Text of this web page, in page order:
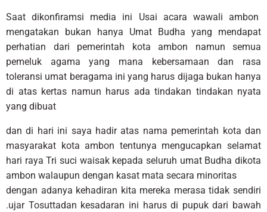
Saat dikonfiramsi media ini Usai acara wawali ambon
mengatakan bukan hanya Umat Budha yang mendapat
perhatian dari pemerintah kota ambon namun semua
pemeluk agama yang mana kebersamaan dan rasa
toleransi umat beragama ini yang harus dijaga bukan hanya
di atas kertas namun harus ada tindakan tindakan nyata
yang dibuat
dan di hari ini saya hadir atas nama pemerintah kota dan
masyarakat kota ambon tentunya mengucapkan selamat
hari raya Tri suci waisak kepada seluruh umat Budha dikota
ambon walaupun dengan kasat mata secara minoritas
dengan adanya kehadiran kita mereka merasa tidak sendiri
.ujar Tosuttadan kesadaran ini harus di pupuk dari bawah